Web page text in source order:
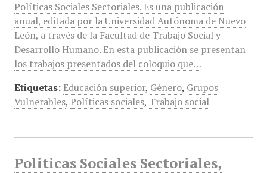
Políticas Sociales Sectoriales. Es una publicación
anual, editada por la Universidad Autónoma de Nuevo
León, a través de la Facultad de Trabajo Social y
Desarrollo Humano. En esta publicación se presentan
los trabajos presentados del coloquio que…
Etiquetas: Educación superior, Género, Grupos
Vulnerables, Políticas sociales, Trabajo social
Politicas Sociales Sectoriales,